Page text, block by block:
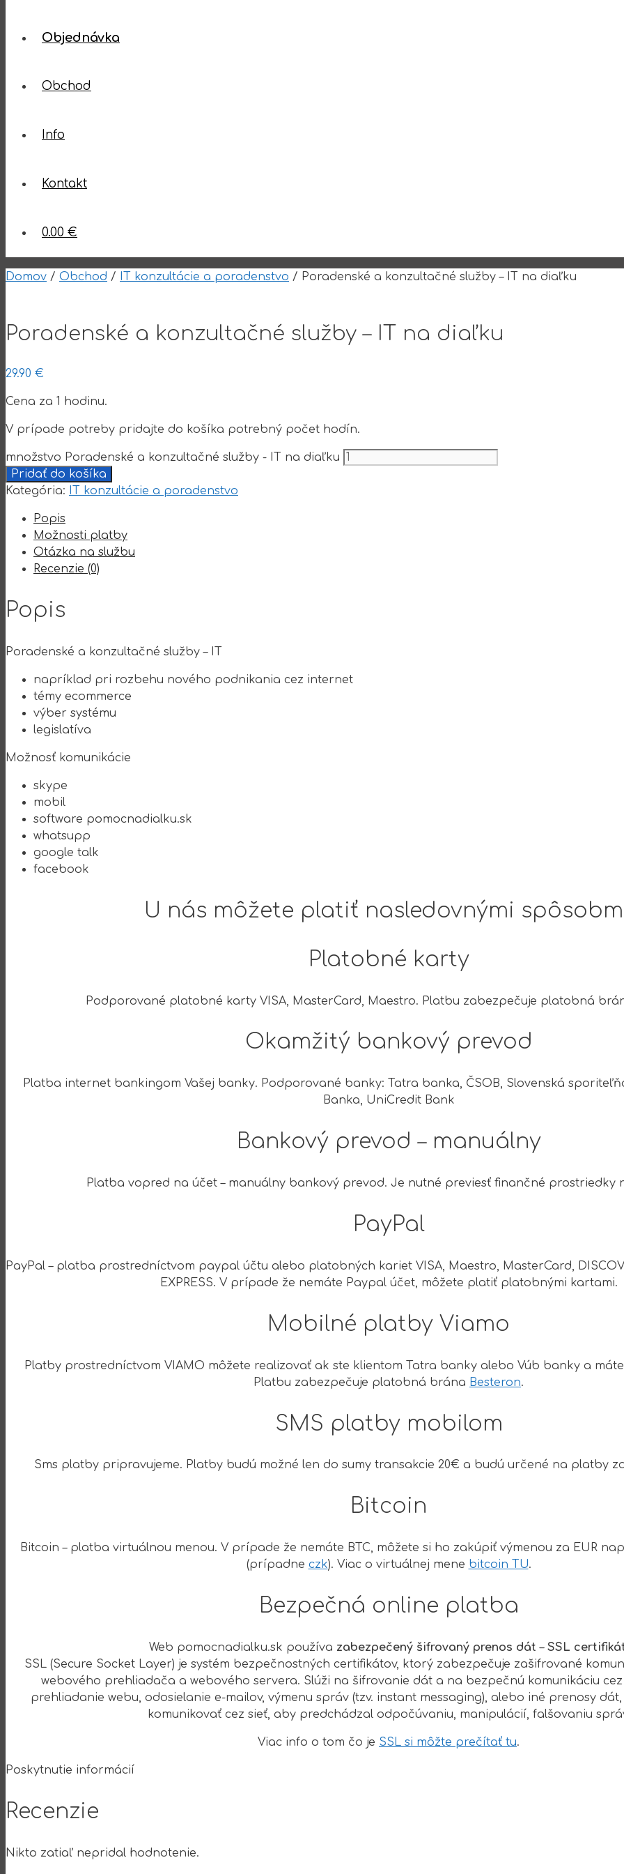
Objednávka
Obchod
Info
Kontakt
0.00 €
Domov / Obchod / IT konzultácie a poradenstvo / Poradenské a konzultačné služby – IT na diaľku
Poradenské a konzultačné služby – IT na diaľku
29.90 €
Cena za 1 hodinu.
V prípade potreby pridajte do košíka potrebný počet hodín.
množstvo Poradenské a konzultačné služby - IT na diaľku
Pridať do košíka
Kategória: IT konzultácie a poradenstvo
Popis
Možnosti platby
Otázka na službu
Recenzie (0)
Popis
Poradenské a konzultačné služby – IT
napríklad pri rozbehu nového podnikania cez internet
témy ecommerce
výber systému
legislatíva
Možnosť komunikácie
skype
mobil
software pomocnadialku.sk
whatsupp
google talk
facebook
U nás môžete platiť nasledovnými
Platobné karty
Podporované platobné karty VISA, MasterCard, Maestro. Platbu zabezpečuje platobná
Okamžitý bankový prevod
Platba internet bankingom Vašej banky. Podporované banky: Tatra banka, ČSOB, Slovenská
Banka‎, UniCredit Bank
Bankový prevod – manuálny
Platba vopred na účet – manuálny bankový prevod. Je nutné previesť finančné prostriedky
PayPal
PayPal – platba prostredníctvom paypal účtu alebo platobných kariet VISA, Maestro, MasterCard,
EXPRESS. V prípade že nemáte Paypal účet, môžete platiť platobnými kartami.
Mobilné platby Viamo
Platby prostredníctvom VIAMO môžete realizovať ak ste klientom Tatra banky alebo Vúb banky a
Platbu zabezpečuje platobná brána Besteron.
SMS platby mobilom
Sms platby pripravujeme. Platby budú možné len do sumy transakcie 20€ a budú určené na platby
Bitcoin
Bitcoin – platba virtuálnou menou. V prípade že nemáte BTC, môžete si ho zakúpiť výmenou za EUR
(prípadne czk). Viac o virtuálnej mene bitcoin TU.
Bezpečná online platba
Web pomocnadialku.sk používa zabezpečený šifrovaný prenos dát– SSL
SSL (Secure Socket Layer) je systém bezpečnostných certifikátov, ktorý zabezpečuje zašifrované
webového prehliadača a webového servera. Slúži na šifrovanie dát a na bezpečnú komunikáciu
prehliadanie webu, odosielanie e-mailov, výmenu správ (tzv. instant messaging), alebo iné prenosy
komunikovať cez sieť, aby predchádzal odpočúvaniu, manipulácií, falšovaniu
Viac info o tom čo je SSL si môžte prečítať tu.
Poskytnutie informácií
Recenzie
Nikto zatiaľ nepridal hodnotenie.